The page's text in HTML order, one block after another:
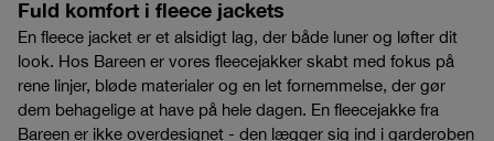
Fuld komfort i fleece jackets
En fleece jacket er et alsidigt lag, der både luner og løfter dit
look. Hos Bareen er vores fleecejakker skabt med fokus på
rene linjer, bløde materialer og en let fornemmelse, der gør
dem behagelige at have på hele dagen. En fleecejakke fra
Bareen er ikke overdesignet - den lægger sig ind i garderoben